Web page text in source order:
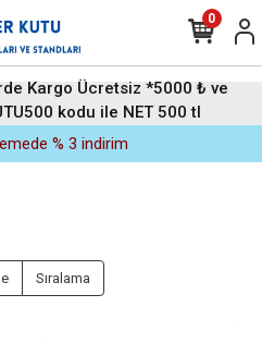
Kargo Ücretsiz *5000 ₺ ve
kodu ile NET 500 tl
% 3 indirim
0
Sıralama